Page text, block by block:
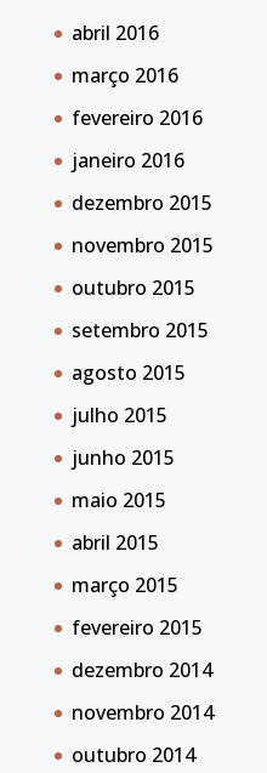
abril 2016
março 2016
fevereiro 2016
janeiro 2016
dezembro 2015
novembro 2015
outubro 2015
setembro 2015
agosto 2015
julho 2015
junho 2015
maio 2015
abril 2015
março 2015
fevereiro 2015
dezembro 2014
novembro 2014
outubro 2014